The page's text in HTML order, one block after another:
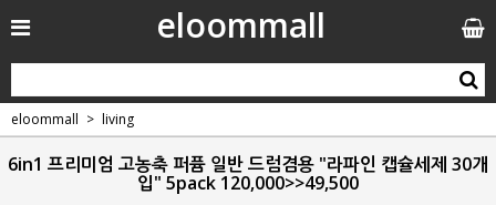
eloommall
eloommall living
6in1 프리미엄 고농축 퍼퓸 일반 드럼겸용 "라파인 캡슐세제 30개
입" 5pack 120,000>>49,500